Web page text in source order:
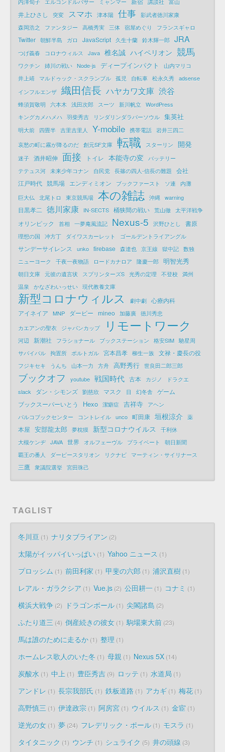
井上ひさし 突変 スマホ 津本陽 仕事 影武者徳川家康
森岡浩之
ファンタジー 高橋秀実 三体 宿屋めぐり フランスギャロ
Twitter 朝鮮半島 ガロ JavaScript 久生十蘭 鈴木輝一郎 JRA
つげ義春 コロナウィルス Java 椎名誠 ハイペリオン 競馬
ワクチン 姉川の戦い Node-js ディープインパクト
山内マリコ
井上靖
マルドゥック・スクランブル 孤児 自転車 松永久秀 adsense
インフルエンザ 織田信長 ハヤカワ文庫 渋谷
蜂須賀敬明 六本木 浅田次郎 スーツ 新川帆立
WordPress
キングカメハメハ 羽柴秀吉 リンダリンダラバーソウル 集英社
明大前 四畳半 吉里吉里人 Y-mobile 携帯電話 岩井三四二
哀愁の町に霧が降るのだ 創元SF文庫 転職 スターリン 開発
迷子 酒井昭伸 面接 トイレ 本能寺の変
バッテリー
テテュス河 未来少年コナン 自民党 長篠の四人-信長の難題
会社
江戸時代 競馬場 エンディミオン ブックファースト ソ連
内灘
巨大仏
北尾トロ 東京競馬場 本の雑誌 沖縄 warning
目黒孝二 徳川家康 IN-SECTS 桶狭間の戦い 荒山徹 太平洋戦争
オリンピック 首相 一夢庵風流記 Nexus-5 沢野ひとし 書原
理想の国 冲方丁 ダイワスカーレット ゴールデントライアングル
サンデーサイレンス unko firebase 森達也 京王線 獄中記 数独
ニューヨーク
千夜一夜物語 ロードカナロア 隆慶一郎 明智光秀
朝日文庫 元彼の遺言状 スプリンターズS 光秀の定理 不登校 満州
温泉
かなざわいっせい 現代教養文庫
新型コロナウィルス 劇中劇 心療内科
アイネイア
MNP ダービー mineo 加藤廣 徳川秀忠
カエアンの聖衣
ジャパンカップ リモートワーク
河辺 新潮社 フラショナール ブックステーション 格安SIM 馳星周
サバイバル 拘置所 ポルトガル 宮本昌孝 柳生一族 文禄・慶長の役
フジキセキ うんち 山本一力 方舟 高野秀行 世良田二郎三郎
ブックオフ youtube 戦国時代 古本 カジノ
ドラクエ
slack
ダン・シモンズ 劉慈欣 マスク 目 幻冬舎 ゲーム
ブックスーパーいとう
Hexo 潔癖症 吉祥寺
アヘン
パルコブックセンター
コントレイル unco 町田康 垣根涼介 薬
本屋 安部龍太郎 夢枕獏 新型コロナウイルス
千利休
大槻ケンヂ JAVA 世界 オルフェーヴル プライベート
朝日新聞
覇王の番人
ダービースタリオン リクナビ マーティン・サイリナース
三鷹 衆議院選挙 宮田珠己
TAGLIST
冬川亘 1 ナリタブライアン 2
太陽がイッパイいっぱい 1 Yahoo ニュース 1
プロッシム 1 前田利家 1 甲斐の六郎 1 浦沢直樹 1
レアル・ガラクシア 1 Vue.js 2 公田耕一 1 コナミ 1
横浜大戦争 2 ドラゴンボール 1 尖閣諸島 2
ふたり道三 4 倒産続きの彼女 1 駒場東大前 23
馬は誰のために走るか 1 整理 1
ホームレス歌人のいた冬 1 母親 1 Nexus 5X 14
炭酸水 1 中上 1 豊臣秀吉 9 ロッテ 1 水道局 1
アンドレ 1 長宗我部氏 1 鉄板道路 1 アカギ 1 梅花 1
高野慎三 1 伊達政宗 1 阿房宮 1 ウイルス 1 金宦 1
逆光の女 1 夢 24 フレデリック・ポール 1 モスラ 1
タイタニック 1 ウンチ 1 シュライク 5 井の頭線 3